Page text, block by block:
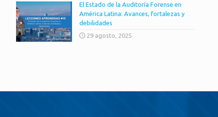
El Estado de la Auditoría Forense en
América Latina: Avances, fortalezas y
debilidades
29 agosto, 2025